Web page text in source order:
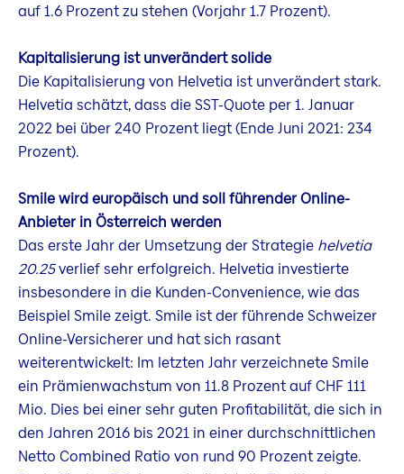
auf 1.6 Prozent zu stehen (Vorjahr 1.7 Prozent).
Kapitalisierung ist unverändert solide
Die Kapitalisierung von Helvetia ist unverändert stark.
Helvetia schätzt, dass die SST-Quote per 1. Januar
2022 bei über 240 Prozent liegt (Ende Juni 2021: 234
Prozent).
Smile wird europäisch und soll führender Online-
Anbieter in Österreich werden
Das erste Jahr der Umsetzung der Strategie helvetia
20.25verlief sehr erfolgreich. Helvetia investierte
insbesondere in die Kunden-Convenience, wie das
Beispiel Smile zeigt. Smile ist der führende Schweizer
Online-Versicherer und hat sich rasant
weiterentwickelt: Im letzten Jahr verzeichnete Smile
ein Prämienwachstum von 11.8 Prozent auf CHF 111
Mio. Dies bei einer sehr guten Profitabilität, die sich in
den Jahren 2016 bis 2021 in einer durchschnittlichen
Netto Combined Ratio von rund 90 Prozent zeigte.